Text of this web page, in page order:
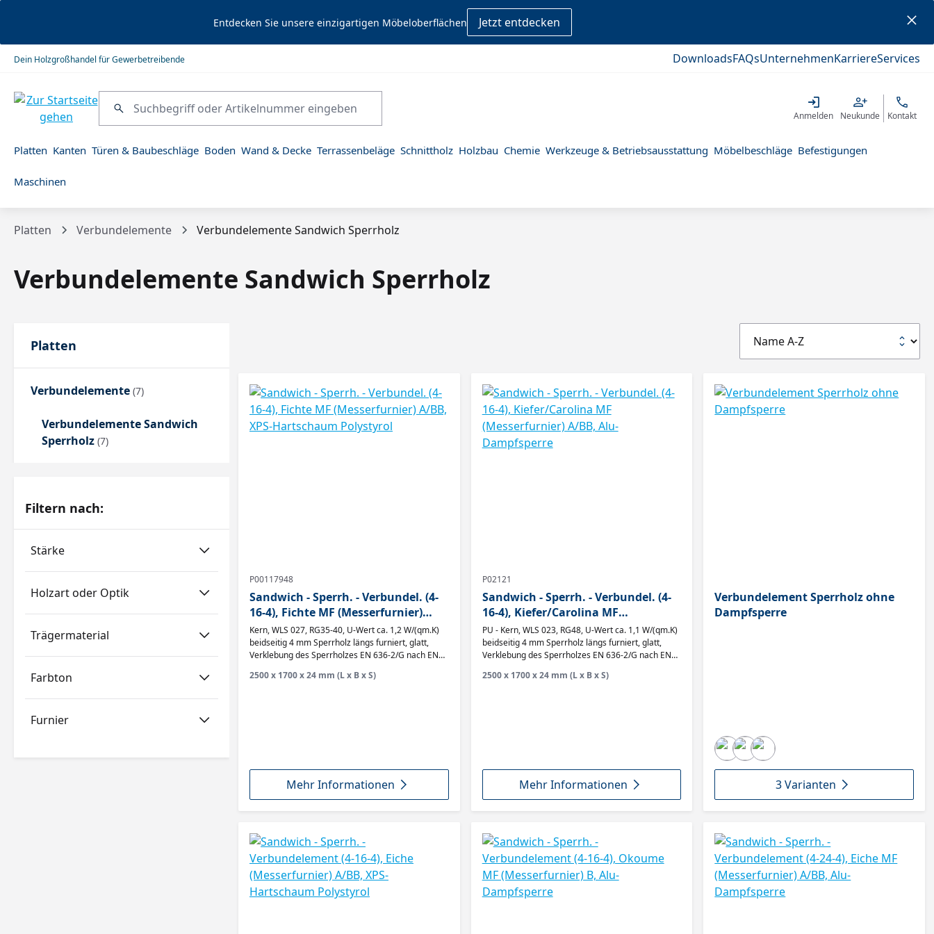
Zur Hauptnavigation springenEntdecken Sie unsere einzigartigen Möbeloberflächen Jetzt entdecken
Dein Holzgroßhandel für Gewerbetreibende DownloadsFAQsUnternehmenKarriereServices
Anmelden Neukunde Kontakt
Platten Kanten Türen & Baubeschläge Boden Wand & Decke Terrassenbeläge Schnittholz Holzbau Chemie Werkzeuge & Betriebsausstattung Möbelbeschläge Befestigungen
Maschinen
Platten Verbundelemente Verbundelemente Sandwich Sperrholz
Verbundelemente Sandwich Sperrholz
Platten
Verbundelemente (7)
Verbundelemente Sandwich
Sperrholz (7)
Filtern nach:
Stärke
Holzart oder Optik
Trägermaterial
Farbton
Furnier
P00117948
Sandwich - Sperrh. - Verbundel. (4-
16-4), Fichte MF (Messerfurnier)
A/BB, XPS-Hartschaum Polystyrol
Kern, WLS 027, RG35-40, U-Wert ca. 1,2 W/(qm.K)
beidseitig 4 mm Sperrholz längs furniert, glatt,
Verklebung des Sperrholzes EN 636-2/G nach EN
2500 x 1700 x 24 mm (L x B x S)
Mehr Informationen
P02121
Sandwich - Sperrh. - Verbundel. (4-
16-4), Kiefer/Carolina MF
(Messerfurnier) A/BB, Alu-
Dampfsperre
PU - Kern, WLS 023, RG48, U-Wert ca. 1,1 W/(qm.K)
beidseitig 4 mm Sperrholz längs furniert, glatt,
Verklebung des Sperrholzes EN 636-2/G nach EN
2500 x 1700 x 24 mm (L x B x S)
Mehr Informationen
Verbundelement Sperrholz ohne
Dampfsperre
3 Varianten